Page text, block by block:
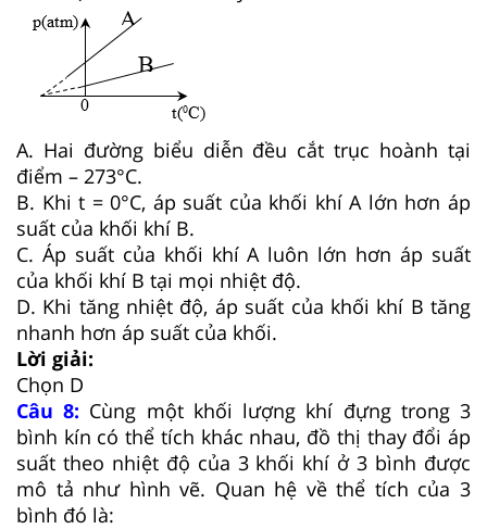
A. Hai đường biểu diễn đều cắt trục hoành tại
điểm – 273°C.
B. Khi t = 0°C, áp suất của khối khí A lớn hơn áp
suất của khối khí B.
C. Áp suất của khối khí A luôn lớn hơn áp suất
của khối khí B tại mọi nhiệt độ.
D. Khi tăng nhiệt độ, áp suất của khối khí B tăng
nhanh hơn áp suất của khối.
Lời giải:
Chọn D
Câu 8: Cùng một khối lượng khí đựng trong 3
bình kín có thể tích khác nhau, đồ thị thay đổi áp
suất theo nhiệt độ của 3 khối khí ở 3 bình được
mô tả như hình vẽ. Quan hệ về thể tích của 3
bình đó là: